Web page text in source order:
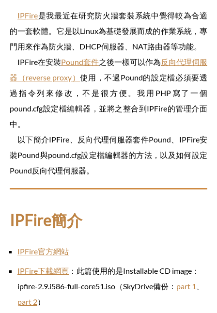
IPFire是我最近在研究防火牆套裝系統中覺得較為合適
的一套軟體。它是以Linux為基礎發展而成的作業系統，專
門用來作為防火牆、DHCP伺服器、NAT路由器等功能。
IPFire在安裝Pound套件之後一樣可以作為反向代理伺服
器（reverse proxy）使用，不過Pound的設定檔必須要透
過指令列來修改，不是很方便。我用PHP寫了一個
pound.cfg設定檔編輯器，並將之整合到IPFire的管理介面
中。
以下簡介IPFire、反向代理伺服器套件Pound、IPFire安
裝Pound與pound.cfg設定檔編輯器的方法，以及如何設定
Pound反向代理伺服器。
IPFire簡介
IPFire官方網站
IPFire下載網頁 ：此篇使用的是Installable CD image：
ipfire-2.9.i586-full-core51.iso（SkyDrive備份： part 1
part 2）